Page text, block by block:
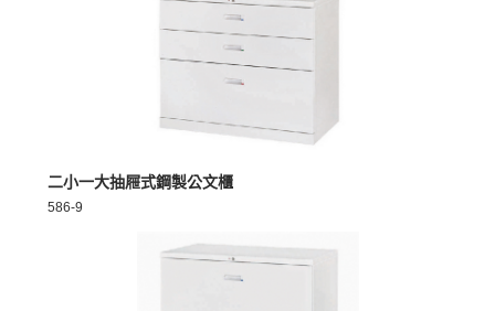
MORE >
二小一大抽屜式鋼製公文櫃
586-9